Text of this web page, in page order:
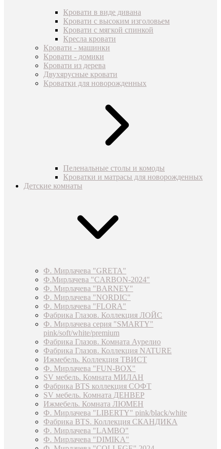
Кровати в виде дивана
Кровати с высоким изголовьем
Кровати с мягкой спинкой
Кресла кровати
Кровати - машинки
Кровати - домики
Кровати из дерева
Двухярусные кровати
Кроватки для новорожденных
Пеленальные столы и комоды
Кроватки и матрасы для новорожденных
Детские комнаты
Ф. Мирлачева "GRETA"
Ф.Мирлачева "CARBON-2024"
Ф. Мирлачева "BARNEY"
Ф. Мирлачева "NORDIC"
Ф. Мирлачева "FLORA"
Фабрика Глазов. Коллекция ЛОЙС
Ф. Мирлачева серия "SMARTY"
pink/soft/white/premium
Фабрика Глазов. Комната Аурелио
Фабрика Глазов. Коллекция NATURE
Ижмебель. Коллекция ТВИСТ
Ф. Мирлачева "FUN-BOX"
SV мебель. Комната МИЛАН
Фабрика BTS коллекция СОФТ
SV мебель. Комната ДЕНВЕР
Ижмебель. Комната ЛЮМЕН
Ф. Мирлачева "LIBERTY" pink/black/white
Фабрика BTS. Коллекция СКАНДИКА
Ф. Мирлачева "LAMBO"
Ф. Мирлачева "DIMIKA"